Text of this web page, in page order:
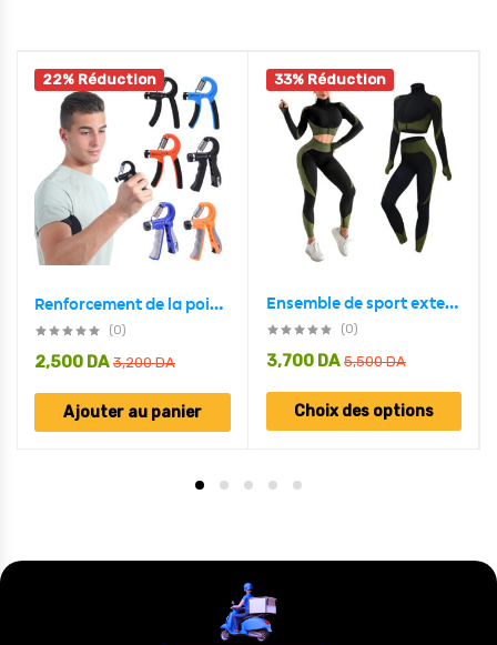
22% Réduction
Renforcement de la poignée avec résistance réglable de 11 à 132 lb (5 à 60 kg)
(0)
3,200DA
2,500 DA
Ajouter au panier
33% Réduction
Ensemble de sport extensible pour femme 2 Pcs – Noir,Vert
(0)
5,500DA
3,700 DA
Choix des options